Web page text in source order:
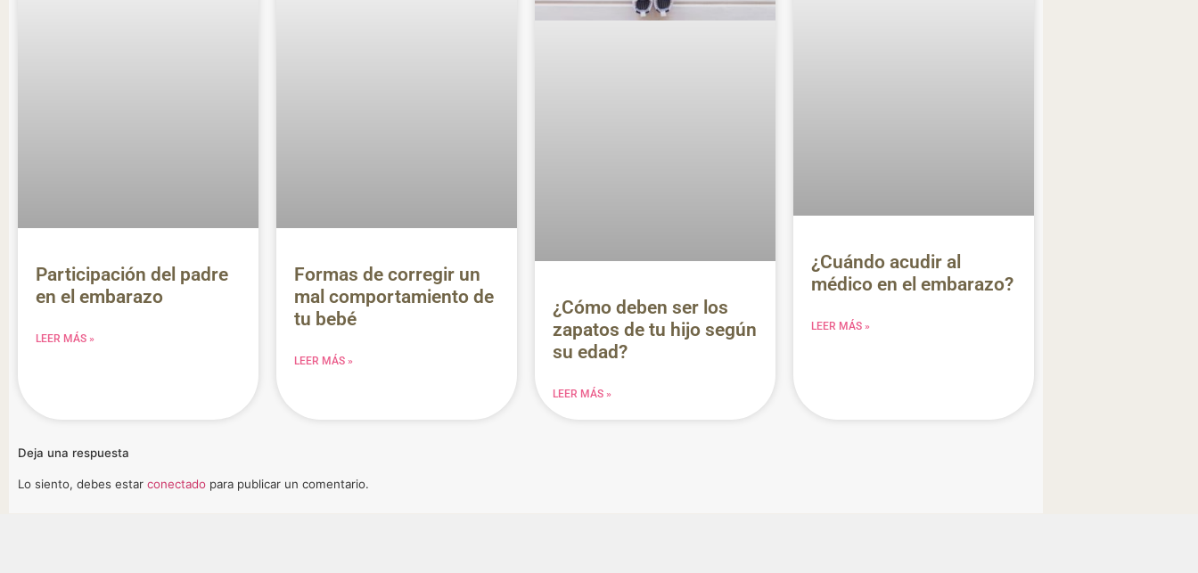
Participación del padre
en el embarazo
LEER MÁS »
Formas de corregir un
mal comportamiento de
tu bebé
LEER MÁS »
¿Cómo deben ser los
zapatos de tu hijo según
su edad?
LEER MÁS »
¿Cuándo acudir al
médico en el embarazo?
LEER MÁS »
Deja una respuesta
Lo siento, debes estar conectado para publicar un comentario.